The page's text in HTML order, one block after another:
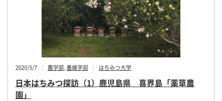
2020/5/7 農学部,養蜂学部 はちみつ大学
日本はちみつ探訪（1）鹿児島県 喜界島「薬草農
園」